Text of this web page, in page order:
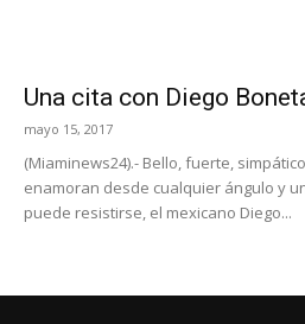
Una cita con Diego
mayo 15, 2017
(Miaminews24).- Bello, fuerte,
enamoran desde cualquier ángulo y
puede resistirse, el mexicano Diego...